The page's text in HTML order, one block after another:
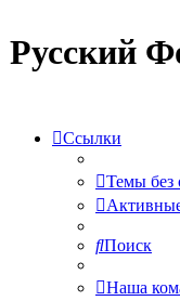
Русский
Ссылки
Темы без
Поиск
Наша